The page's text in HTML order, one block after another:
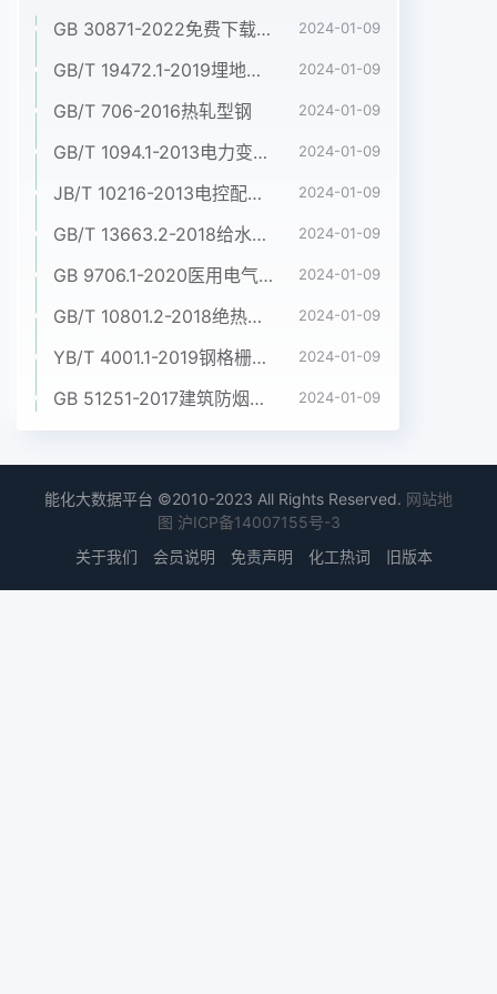
GB 30871-2022免费下载危险化学品企业特殊作业安全规范 2024-01-09
GB/T 19472.1-2019埋地用聚乙烯(PE)结构壁管道系统 第1部分:聚乙烯双壁波纹管材 2024-01-09
GB/T 706-2016热轧型钢 2024-01-09
GB/T 1094.1-2013电力变压器 第1部分:总则 2024-01-09
JB/T 10216-2013电控配电用电缆桥架 2024-01-09
GB/T 13663.2-2018给水用聚乙烯(PE)管道系统 第2部分:管材 2024-01-09
GB 9706.1-2020医用电气设备 第1部分:基本安全和基本性能的通用要求 2024-01-09
GB/T 10801.2-2018绝热用挤塑聚苯乙烯泡沫塑料(XPS) 2024-01-09
YB/T 4001.1-2019钢格栅板及配套件 第1部分:钢格栅板 2024-01-09
GB 51251-2017建筑防烟排烟系统技术标准 2024-01-09
能化大数据平台 ©2010-2023 All Rights Reserved. 网站地
图 沪ICP备14007155号-3
关于我们
会员说明 免责声明 化工热词 旧版本